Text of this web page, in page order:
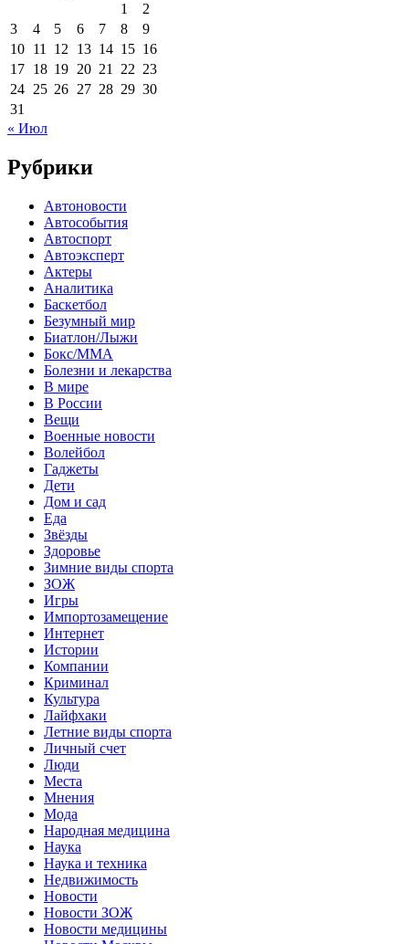
1
2
3
4 5 6 7 8
9
10 11 12 13 14 15 16
17 18 19 20 21 22 23
24 25 26 27 28 29 30
31
« Июл
Рубрики
Автоновости
Автособытия
Автоспорт
Автоэксперт
Актеры
Аналитика
Баскетбол
Безумный мир
Биатлон/Лыжи
Бокс/MMA
Болезни и лекарства
В мире
В России
Вещи
Военные новости
Волейбол
Гаджеты
Дети
Дом и сад
Еда
Звёзды
Здоровье
Зимние виды спорта
ЗОЖ
Игры
Импортозамещение
Интернет
Истории
Компании
Криминал
Культура
Лайфхаки
Летние виды спорта
Личный счет
Люди
Места
Мнения
Мода
Народная медицина
Наука
Наука и техника
Недвижимость
Новости
Новости ЗОЖ
Новости медицины